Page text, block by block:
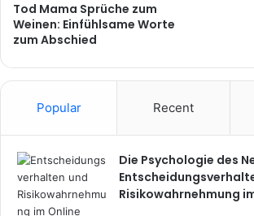
Tod Mama Sprüche zum
Weinen: Einfühlsame Worte
zum Abschied
Popular Recent
Die Psychologie des
Risikowahrnehmung